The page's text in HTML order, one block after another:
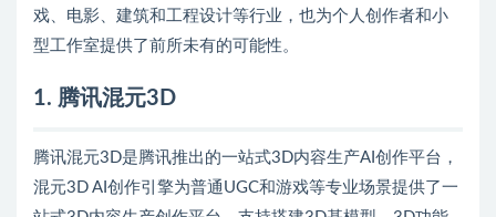
戏、电影、建筑和工程设计等行业，也为个人创作者和小
型工作室提供了前所未有的可能性。
1. 腾讯混元3D
腾讯混元3D是腾讯推出的一站式3D内容生产AI创作平台，
混元3D AI创作引擎为普通UGC和游戏等专业场景提供了一